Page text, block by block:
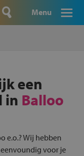
Menu
een
in Balloo
e.o.? Wij hebben
voor je